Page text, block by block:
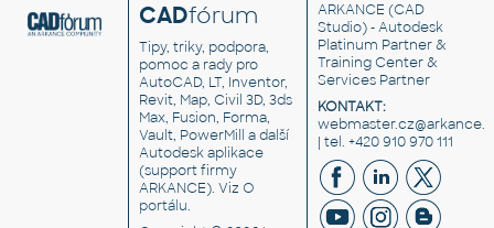
CADfórum
Tipy, triky, podpora,
pomoc a rady pro
AutoCAD, LT, Inventor,
Revit, Map, Civil 3D, 3ds
Max, Fusion, Forma,
Vault, PowerMill a další
Autodesk aplikace
(support firmy
ARKANCE). VizO
portálu.
ARKANCE (CAD
Studio) - Autodesk
Platinum Partner &
Training Center &
Services Partner
KONTAKT:
| tel. +420 910 970 111